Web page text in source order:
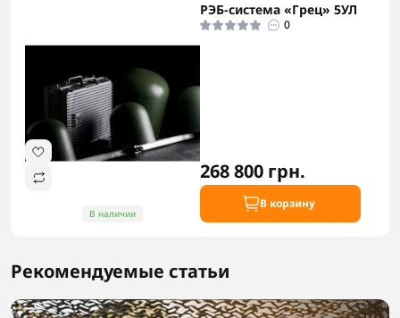
В наличии
РЭБ-система «Грец» 5УЛ
0
268 800 грн.
В корзину
Рекомендуемые статьи